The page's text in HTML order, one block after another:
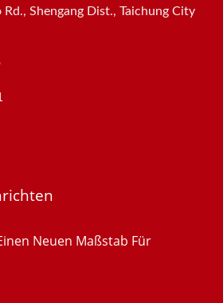
Shengang Dist., Taichung City
Neuen Maßstab Für